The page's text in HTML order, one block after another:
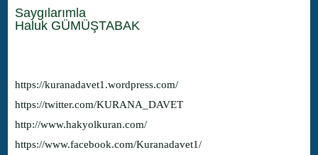
Saygılarımla
Haluk GÜMÜŞTABAK
https://kuranadavet1.wordpress.com/
https://twitter.com/KURANA_DAVET
http://www.hakyolkuran.com/
https://www.facebook.com/Kuranadavet1/